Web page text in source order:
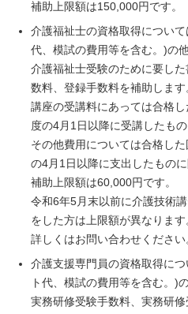
補助上限額は150,000円です。
介護福祉士の資格取得につい
代、模試の費用等を含む。)の他
介護福祉士受験のために要し
数料、登録手数料を補助します
講座の受講料にあっては合格
度の4月1日以降に受講したもの
その他費用については合格し
の4月1日以降に支出したものに
補助上限額は60,000円です。
令和6年5月末以前に介護技術
をした方は上限額が異なります
詳しくはお問い合わせください
介護支援専門員の資格取得に
ト代、模試の費用等を含む。)の
実務研修受験手数料、実務研